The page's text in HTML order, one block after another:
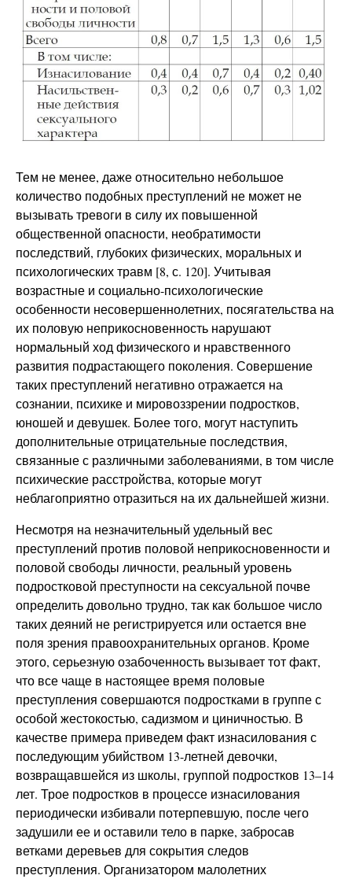
Тем не менее, даже относительно небольшое
количество подобных преступлений не может не
вызывать тревоги в силу их повышенной
общественной опасности, необратимости
последствий, глубоких физических, моральных и
психологических травм [8, с. 120]. Учитывая
возрастные и социально-психологические
особенности несовершеннолетних, посягательства на
их половую неприкосновенность нарушают
нормальный ход физического и нравственного
развития подрастающего поколения. Совершение
таких преступлений негативно отражается на
сознании, психике и мировоззрении подростков,
юношей и девушек. Более того, могут наступить
дополнительные отрицательные последствия,
связанные с различными заболеваниями, в том числе
психические расстройства, которые могут
неблагоприятно отразиться на их дальнейшей жизни.
Несмотря на незначительный удельный вес
преступлений против половой неприкосновенности и
половой свободы личности, реальный уровень
подростковой преступности на сексуальной почве
определить довольно трудно, так как большое число
таких деяний не регистрируется или остается вне
поля зрения правоохранительных органов. Кроме
этого, серьезную озабоченность вызывает тот факт,
что все чаще в настоящее время половые
преступления совершаются подростками в группе с
особой жестокостью, садизмом и циничностью. В
качестве примера приведем факт изнасилования с
последующим убийством 13-летней девочки,
возвращавшейся из школы, группой подростков 13–14
лет. Трое подростков в процессе изнасилования
периодически избивали потерпевшую, после чего
задушили ее и оставили тело в парке, забросав
ветками деревьев для сокрытия следов
преступления. Организатором малолетних